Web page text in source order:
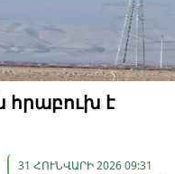
հրաբուխ է
31 ՀՈՒՆՎԱՐԻ 2026 09:31